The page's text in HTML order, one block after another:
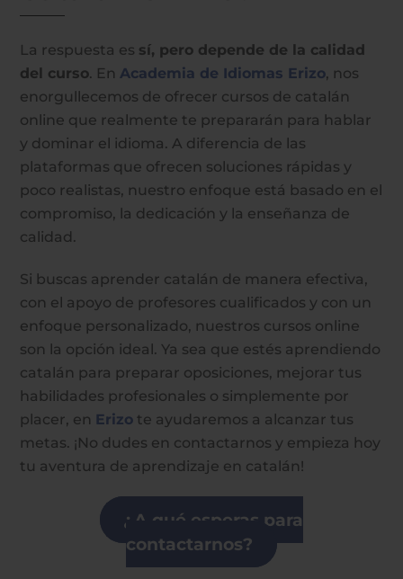
La respuesta es sí, pero depende de la calidad
del curso. EnAcademia de Idiomas Erizo, nos
enorgullecemos de ofrecer cursos de catalán
online que realmente te prepararán para hablar
y dominar el idioma. A diferencia de las
plataformas que ofrecen soluciones rápidas y
poco realistas, nuestro enfoque está basado en el
compromiso, la dedicación y la enseñanza de
calidad.
Si buscas aprender catalán de manera efectiva,
con el apoyo de profesores cualificados y con un
enfoque personalizado, nuestros cursos online
son la opción ideal. Ya sea que estés aprendiendo
catalán para preparar oposiciones, mejorar tus
habilidades profesionales o simplemente por
placer, en Erizo te ayudaremos a alcanzar tus
metas. ¡No dudes en contactarnos y empieza hoy
tu aventura de aprendizaje en catalán!
¿A qué esperas para
contactarnos?